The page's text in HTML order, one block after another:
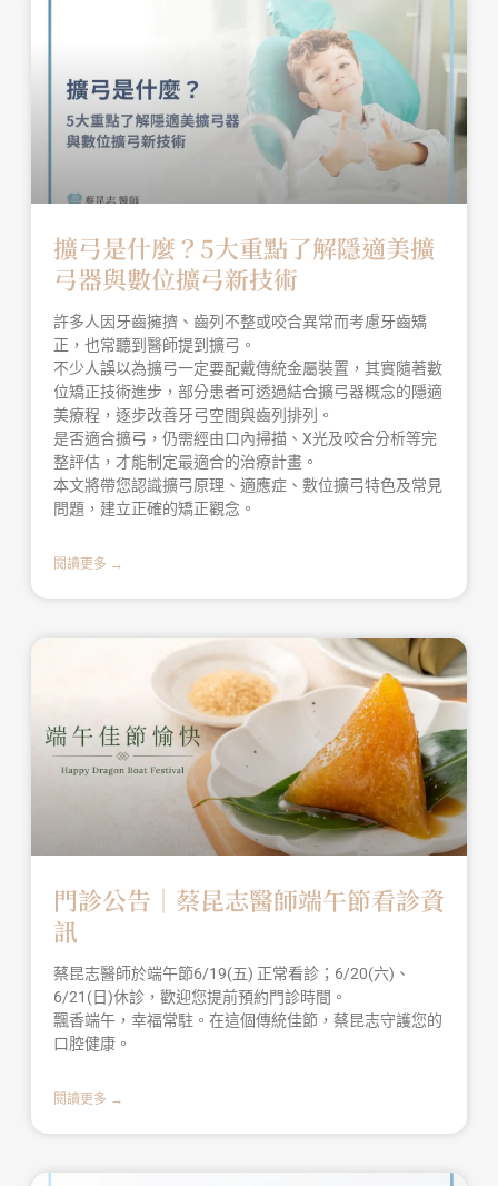
擴弓是什麼？5大重點了解隱適美擴
弓器與數位擴弓新技術
許多人因牙齒擁擠、齒列不整或咬合異常而考慮牙齒矯
正，也常聽到醫師提到擴弓。
不少人誤以為擴弓一定要配戴傳統金屬裝置，其實隨著數
位矯正技術進步，部分患者可透過結合擴弓器概念的隱適
美療程，逐步改善牙弓空間與齒列排列。
是否適合擴弓，仍需經由口內掃描、X光及咬合分析等完
整評估，才能制定最適合的治療計畫。
本文將帶您認識擴弓原理、適應症、數位擴弓特色及常見
問題，建立正確的矯正觀念。
閱讀更多 →
門診公告｜蔡昆志醫師端午節看診資
訊
蔡昆志醫師於端午節6/19(五) 正常看診；6/20(六)、
6/21(日)休診，歡迎您提前預約門診時間。
飄香端午，幸福常駐。在這個傳統佳節，蔡昆志守護您的
口腔健康。
閱讀更多 →